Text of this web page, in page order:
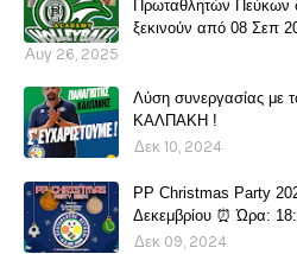
Πρωταθλητών Πεύκων
ξεκινούν από 08 Σεπ
Αυγ 26, 2025
Λύση συνεργασίας με
ΚΑΛΠΑΚΗ !
Δεκ 10, 2024
PP Christmas Party
Δεκεμβρίου ⏰ Ώρα:
Δεκ 09, 2024